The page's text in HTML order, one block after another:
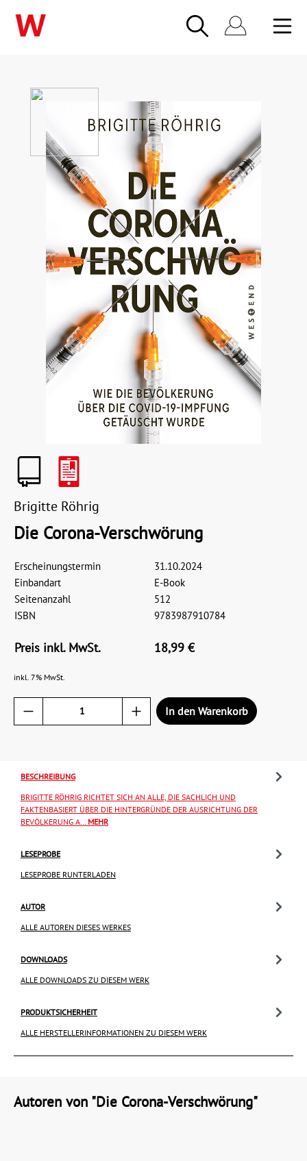
Brigitte Röhrig
Die Corona-Verschwörung
Erscheinungstermin
31.10.2024
Einbandart
E-Book
Seitenanzahl
512
ISBN
9783987910784
Preis inkl. MwSt. 18,99 €
inkl. 7% MwSt.
In den Warenkorb
BESCHREIBUNG
BRIGITTE RÖHRIG RICHTET SICH AN ALLE, DIE SACHLICH UND
FAKTENBASIERT ÜBER DIE HINTERGRÜNDE DER AUSRICHTUNG DER
BEVÖLKERUNG A… MEHR
LESEPROBE
LESEPROBE RUNTERLADEN
AUTOR
ALLE AUTOREN DIESES WERKES
DOWNLOADS
ALLE DOWNLOADS ZU DIESEM WERK
PRODUKTSICHERHEIT
ALLE HERSTELLERINFORMATIONEN ZU DIESEM WERK
Autoren von "Die Corona-Verschwörung"